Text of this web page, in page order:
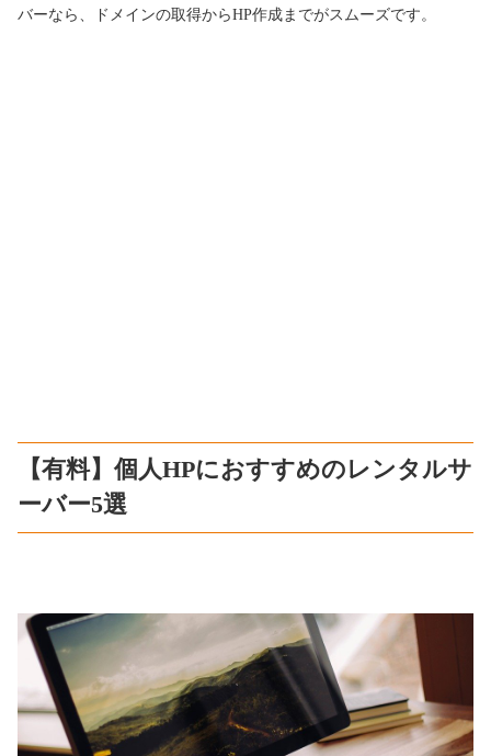
バーなら、ドメインの取得からHP作成までがスムーズです。
【有料】個人HPにおすすめのレンタルサ
ーバー5選